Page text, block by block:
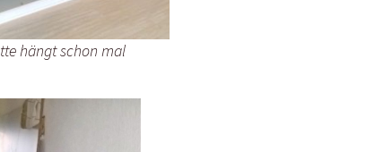
hängt schon mal